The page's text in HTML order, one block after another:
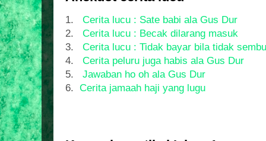
1. Cerita lucu : Sate babi ala Gus Dur
2. Cerita lucu : Becak dilarang masuk
3.
Cerita lucu : Tidak bayar bila tidak
4. Cerita peluru juga habis ala Gus Dur
5. Jawaban ho oh ala Gus Dur
6. Cerita jamaah haji yang lugu